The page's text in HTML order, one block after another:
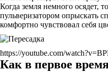
Когда земля немного осядет,
пульверизатором опрыскать
комфортно чувствовал себя
https://youtube.com/
Как в первое